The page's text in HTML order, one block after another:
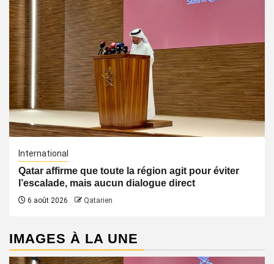
International
Qatar affirme que toute la région agit pour éviter
l’escalade, mais aucun dialogue direct
6 août 2026 Qatarien
IMAGES À LA UNE